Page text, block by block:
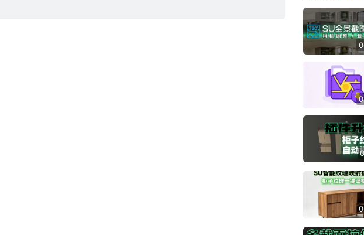
智能纹理映
全景截图
平立面投影
SU全景截
SU全景截
】
SU平立面
】
SU平立面
】
SU全景截图
】
SU平立面
】
超级截面拉